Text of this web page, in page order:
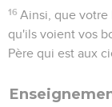
16 Ainsi, que votre
qu'ils voient vos
Père qui est aux